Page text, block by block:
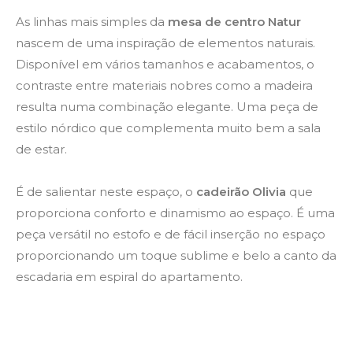
As linhas mais simples da mesa de centro Natur
nascem de uma inspiração de elementos naturais.
Disponível em vários tamanhos e acabamentos, o
contraste entre materiais nobres como a madeira
resulta numa combinação elegante. Uma peça de
estilo nórdico que complementa muito bem a sala
de estar.
É de salientar neste espaço, o cadeirão Olivia que
proporciona conforto e dinamismo ao espaço. É uma
peça versátil no estofo e de fácil inserção no espaço
proporcionando um toque sublime e belo a canto da
escadaria em espiral do apartamento.